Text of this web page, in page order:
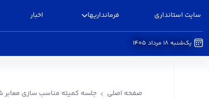
سایت استانداری فرمانداریها اخبار
یک‌شنبه 18 مرداد 1405
صفحه اصلی جلسه کمیته مناسب سازی معابر